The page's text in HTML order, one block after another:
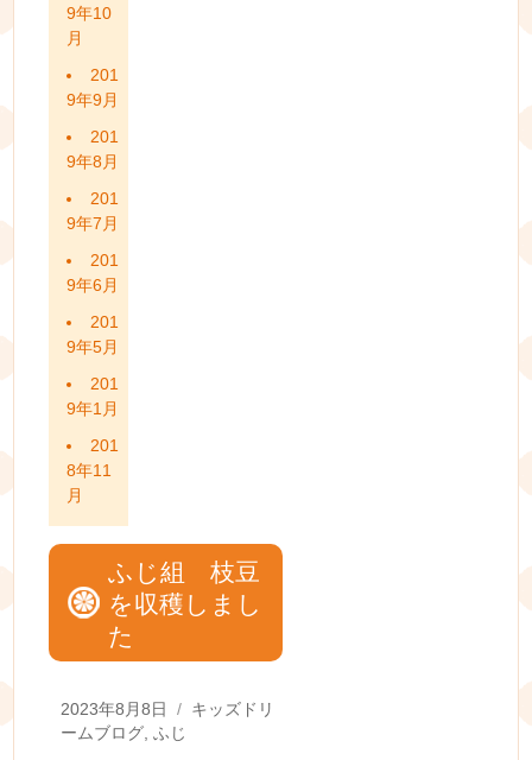
9年10
月
201
9年9月
201
9年8月
201
9年7月
201
9年6月
201
9年5月
201
9年1月
201
8年11
月
ふじ組 枝豆
を収穫しまし
た
Posted
on
2023年8月8日 Categories
キッズドリ
ームブログ,ふじ